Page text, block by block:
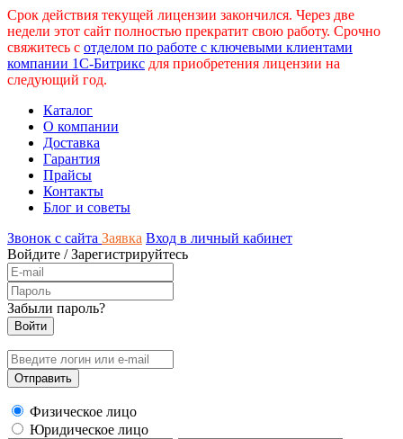
Срок действия текущей лицензии закончился. Через две
недели этот сайт полностью прекратит свою работу. Срочно
свяжитесь с отделом по работе с ключевыми клиентами
компании 1С-Битрикс для приобретения лицензии на
следующий год.
Каталог
О компании
Доставка
Гарантия
Прайсы
Контакты
Блог и советы
Звонок с сайта Заявка Вход в личный кабинет
Войдите /Зарегистрируйтесь
Забыли пароль?
Физическое лицо
Юридическое лицо